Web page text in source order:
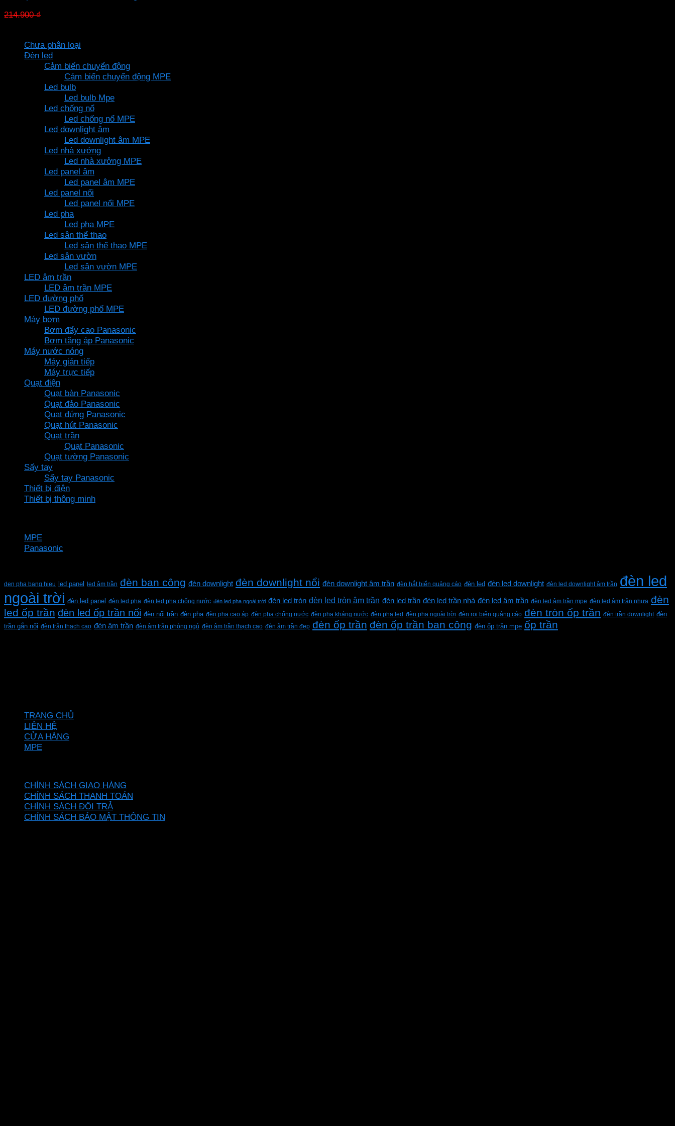
214.900₫
214.900 ₫.là:
Chưa phân loại
Đèn led
Cảm biến chuyển động
Cảm biến chuyển động MPE
Led bulb
Led bulb Mpe
Led chống nổ
Led chống nổ MPE
Led downlight âm
Led downlight âm MPE
Led nhà xưởng
Led nhà xưởng MPE
Led panel âm
Led panel âm MPE
Led panel nổi
Led panel nổi MPE
Led pha
Led pha MPE
Led sân thể thao
Led sân thể thao MPE
Led sân vườn
Led sân vườn MPE
LED âm trần
LED âm trần MPE
LED đường phố
LED đường phố MPE
Máy bơm
Bơm đẩy cao Panasonic
Bơm tăng áp Panasonic
Máy nước nóng
Máy gián tiếp
Máy trực tiếp
Quạt điện
Quạt bàn Panasonic
Quạt đảo Panasonic
Quạt đứng Panasonic
Quạt hút Panasonic
Quạt trần
Quạt Panasonic
Quạt tường Panasonic
Sấy tay
Sấy tay Panasonic
Thiết bị điện
Thiết bị thông minh
MPE
Panasonic
den pha bang hieu led panel led âm trần đèn ban công đèn downlight đèn downlight nổi đèn downlight âm trần đèn hắt biển quảng cáo đèn led đèn led downlight đèn led downlight âm trần đèn led
ngoài trời đèn led panel đèn led pha đèn led pha chống nước đèn led pha ngoài trời đèn led tròn đèn led tròn âm trần đèn led trần đèn led trần nhà đèn led âm trần đèn led âm trần mpe đèn led âm trần nhựa đèn
led ốp trần đèn led ốp trần nổi đèn nổi trần đèn pha đèn pha cao áp đèn pha chống nước đèn pha kháng nước đèn pha led đèn pha ngoài trời đèn rọi biển quảng cáo đèn tròn ốp trần đèn trần downlight đèn
trần gắn nổi đèn trần thạch cao đèn âm trần đèn âm trần phòng ngủ đèn âm trần thạch cao đèn âm trần đẹp đèn ốp trần đèn ốp trần ban công đèn ốp trần mpe ốp trần
TRANG CHỦ
LIÊN HỆ
CỬA HÀNG
MPE
CHÍNH SÁCH GIAO HÀNG
CHÍNH SÁCH THANH TOÁN
CHÍNH SÁCH ĐỔI TRẢ
CHÍNH SÁCH BẢO MẬT THÔNG TIN